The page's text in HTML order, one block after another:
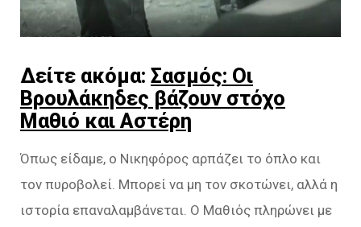
Δείτε ακόμα: Σασμός: Οι
Βρουλάκηδες βάζουν στόχο
Μαθιό και Αστέρη
Όπως είδαμε, ο Νικηφόρος αρπάζει το όπλο και
τον πυροβολεί. Μπορεί να μη τον σκοτώνει, αλλά η
ιστορία επαναλαμβάνεται. Ο Μαθιός πληρώνει με